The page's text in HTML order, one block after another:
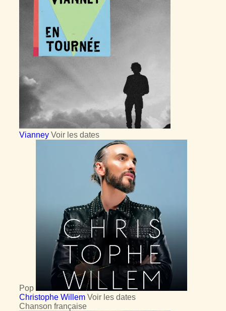
Vianney Voir les dates
Pop
Christophe Willem Voir les dates
Chanson française